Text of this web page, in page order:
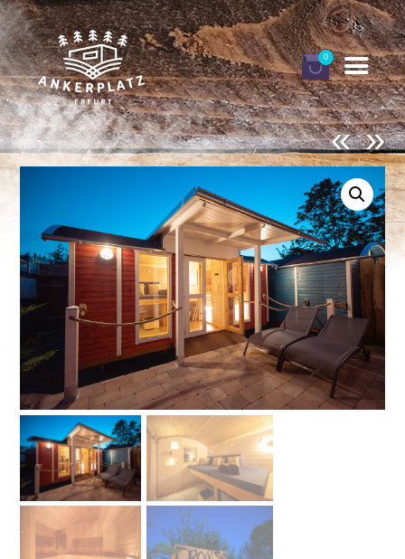
0
DEINE ANKERPLÄTZE
BUCHEN
GUTSCHEINE
INFORMATIONEN
FINNHÜTTEN URLAUB
MEIN KONTO
« »